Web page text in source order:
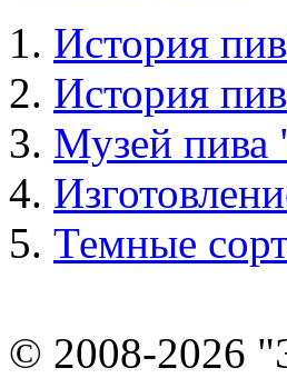
История
История
Музей пива
Темные
© 2008-2026